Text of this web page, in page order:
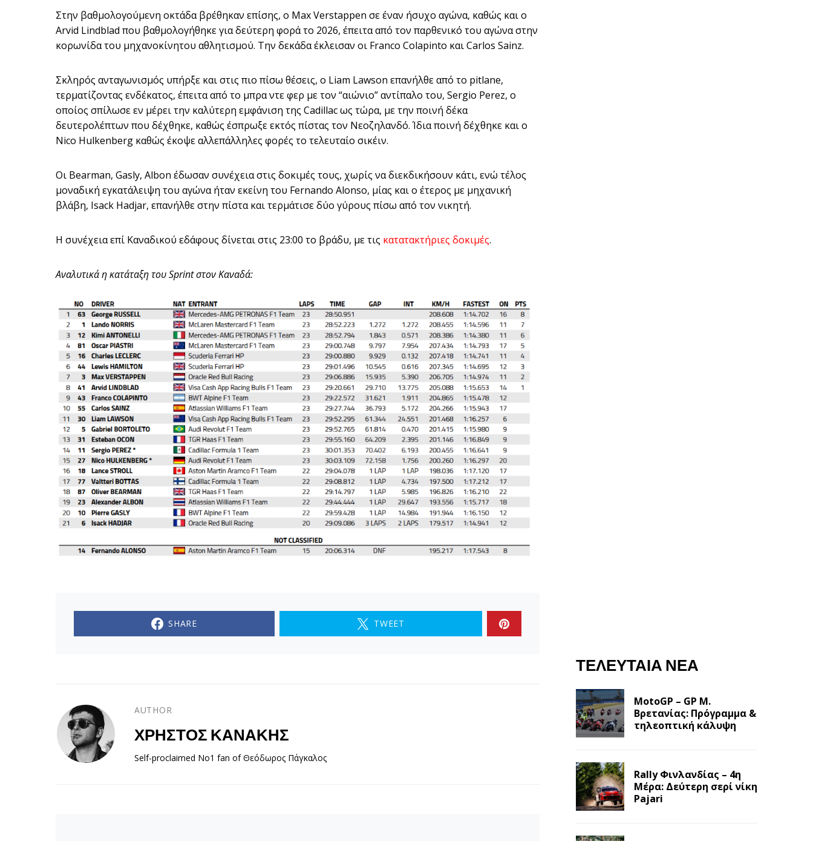
Στην βαθμολογούμενη οκτάδα βρέθηκαν επίσης, ο Max Verstappen σε έναν ήσυχο αγώνα, καθώς και ο
Arvid Lindblad που βαθμολογήθηκε για δεύτερη φορά το 2026, έπειτα από τον παρθενικό του αγώνα στην
κορωνίδα του μηχανοκίνητου αθλητισμού. Την δεκάδα έκλεισαν οι Franco Colapinto και Carlos Sainz.
Σκληρός ανταγωνισμός υπήρξε και στις πιο πίσω θέσεις, ο Liam Lawson επανήλθε από το pitlane,
τερματίζοντας ενδέκατος, έπειτα από το μπρα ντε φερ με τον “αιώνιο” αντίπαλο του, Sergio Perez, ο
οποίος σπίλωσε εν μέρει την καλύτερη εμφάνιση της Cadillac ως τώρα, με την ποινή δέκα
δευτερολέπτων που δέχθηκε, καθώς έσπρωξε εκτός πίστας τον Νεοζηλανδό. Ίδια ποινή δέχθηκε και ο
Nico Hulkenberg καθώς έκοψε αλλεπάλληλες φορές το τελευταίο σικέιν.
Οι Bearman, Gasly, Αlbon έδωσαν συνέχεια στις δοκιμές τους, χωρίς να διεκδικήσουν κάτι, ενώ τέλος
μοναδική εγκατάλειψη του αγώνα ήταν εκείνη του Fernando Alonso, μίας και ο έτερος με μηχανική
βλάβη, Isack Hadjar, επανήλθε στην πίστα και τερμάτισε δύο γύρους πίσω από τον νικητή.
Η συνέχεια επί Καναδικού εδάφους δίνεται στις 23:00 το βράδυ, με τις κατατακτήριες δοκιμές.
Αναλυτικά η κατάταξη του Sprint στον Καναδά:
SHARE TWEET
AUTHOR
ΧΡΉΣΤΟΣ ΚΑΝΆΚΗΣ
Self-proclaimed No1 fan of Θεόδωρος Πάγκαλος
ΤΕΛΕΥΤΑΊΑ ΝΈΑ
MotoGP – GP Μ.
Βρετανίας: Πρόγραμμα &
τηλεοπτική κάλυψη
Rally Φινλανδίας – 4η
Μέρα: Δεύτερη σερί νίκη
Pajari